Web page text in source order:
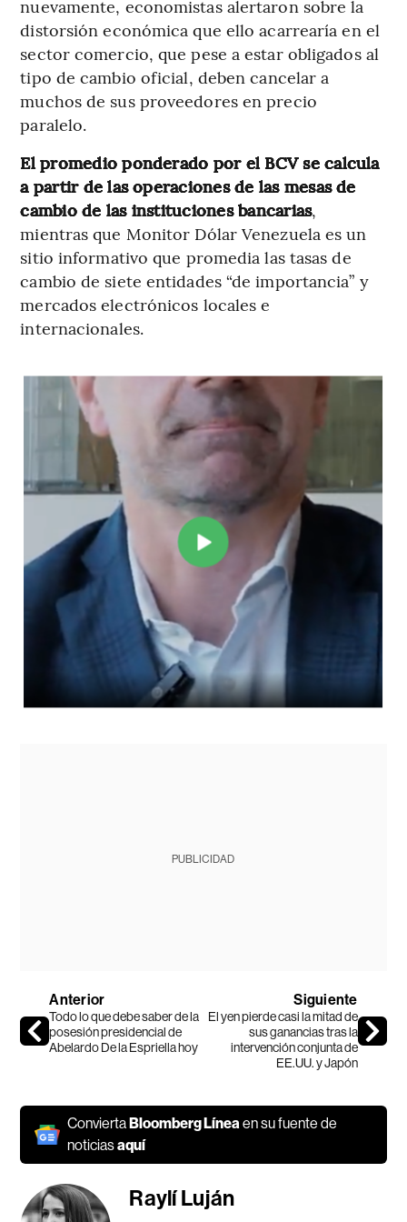
nuevamente, economistas alertaron sobre la
distorsión económica que ello acarrearía en el
sector comercio, que pese a estar obligados al
tipo de cambio oficial, deben cancelar a
muchos de sus proveedores en precio
paralelo.
El promedio ponderado por el BCV se calcula
a partir de las operaciones de las mesas de
cambio de las instituciones bancarias,
mientras que Monitor Dólar Venezuela es un
sitio informativo que promedia las tasas de
cambio de siete entidades “de importancia” y
mercados electrónicos locales e
internacionales.
PUBLICIDAD
Anterior
Todo lo que debe saber de la
posesión presidencial de
Abelardo De la Espriella hoy
Siguiente
El yen pierde casi la mitad de
sus ganancias tras la
intervención conjunta de
EE.UU. y Japón
ConviertaBloomberg Líneaen su fuente de
noticiasaquí
Raylí Luján